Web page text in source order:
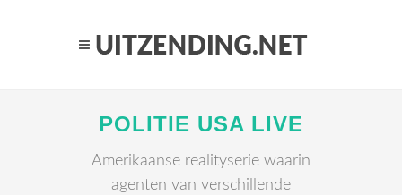
POLITIE USA LIVE
Amerikaanse realityserie waarin
agenten van verschillende